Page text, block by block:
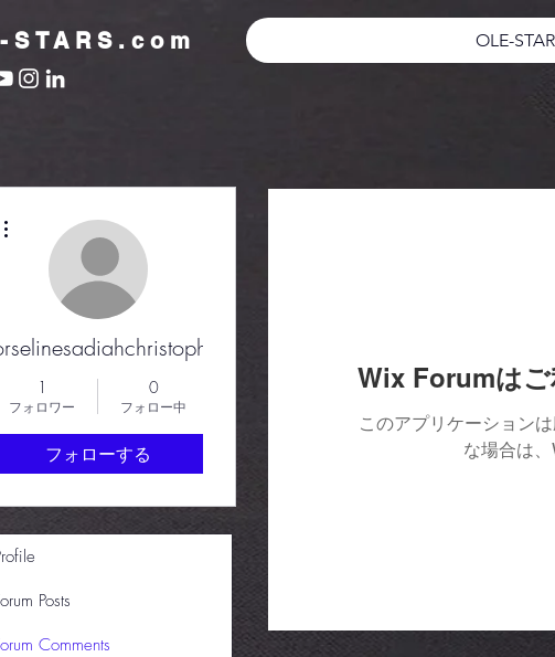
-STARS.com OLE-
Wix Forumは
このアプリケーション
な場合は
1
フォロワー
0
フォロー中
フォローする
Posts
Comments